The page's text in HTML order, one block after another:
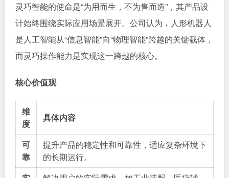
灵巧智能的使命是“为用而生，不为售而造”，其产品设
计始终围绕实际应用场景展开。公司认为，人形机器人
是人工智能从“信息智能”向“物理智能”跨越的关键载体，
而灵巧操作能力是实现这一跨越的核心。
核心价值观
维
度
具体内容
可
靠
提升产品的稳定性和可靠性，适应复杂环境下
的长期运行。